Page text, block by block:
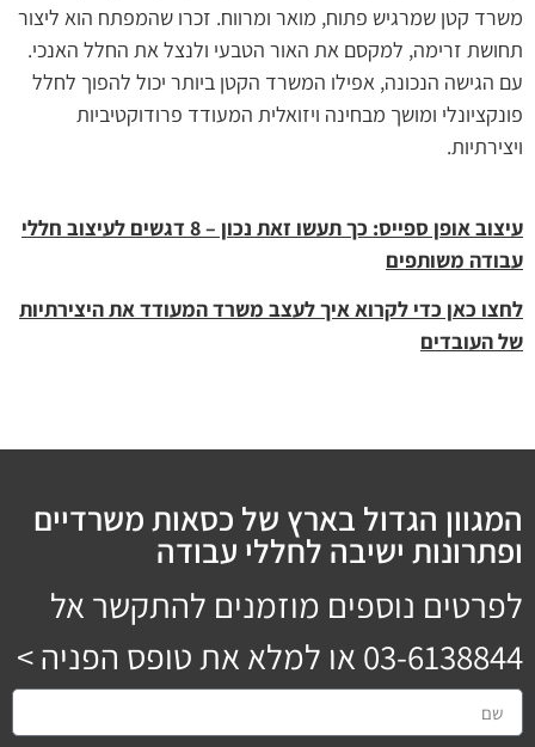
משרד קטן שמרגיש פתוח, מואר ומרווח. זכרו שהמפתח הוא ליצור
תחושת זרימה, למקסם את האור הטבעי ולנצל את החלל האנכי.
עם הגישה הנכונה, אפילו המשרד הקטן ביותר יכול להפוך לחלל
פונקציונלי ומושך מבחינה ויזואלית המעודד פרודוקטיביות
ויצירתיות.
עיצוב אופן ספייס: כך תעשו זאת נכון – 8 דגשים לעיצוב חללי
עבודה משותפים
לחצו כאן כדי לקרוא איך לעצב משרד המעודד את היצירתיות
של העובדים
המגוון הגדול בארץ של כסאות משרדיים
ופתרונות ישיבה לחללי עבודה
לפרטים נוספים מוזמנים להתקשר אל
03-6138844 או למלא את טופס הפניה >